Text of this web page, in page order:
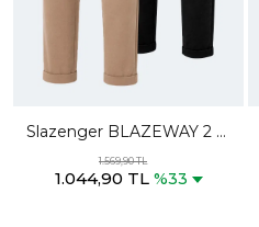
Slazenger BLAZEWAY 2 Lİ
SET Erkek Cepli Slim Fit
Siyah -Taş Gri Eşofman Altı
1.569,90 TL
1.044,90 TL %33